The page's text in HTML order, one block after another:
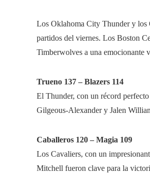
Los Oklahoma City Thunder y los
partidos del viernes. Los Boston
Timberwolves a una emocionante
Trueno 137 – Blazers 114
El Thunder, con un récord
Gilgeous-Alexander y Jalen
Caballeros 120 – Magia 109
Los Cavaliers, con un
Mitchell fueron clave para la